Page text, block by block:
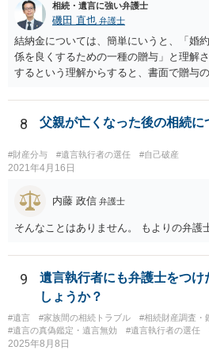
相続・遺言に強い弁護士
磯田 直也 弁護士
結納金については、簡単にいうと、「婚
係を良くするための一種の贈与」と理解
するという理解からすると、書面で贈与
ことは困難です。 くれぐれも今後お気を
を依頼されるのも悪くはありませんが、
8 父親が亡くなった後の相続に
#財産分与 #遺言執行者の選任 #自己破産
2021年4月16日
内藤 政信 弁護士
そんなことはありません。 もよりの弁護
9
遺言執行者にも弁護士をつけ
しょうか？
#遺言 #家族間の相続トラブル
#相続財産調査・
#遺言の真偽鑑定・遺言無効
#遺言執行者の選任
2025年8月8日